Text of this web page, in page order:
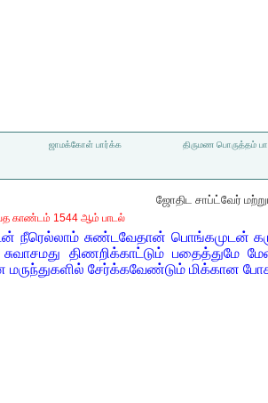
ஜாமக்கோள் பார்க்க திருமண பொருத்தம்
ஜோதிட சாப்ட்வேர்
காண்டம் 1544 ஆம் பாடல்
நீரெல்லாம் சுண்டவேதான் பொங்கமுடன்
சுவாசமது திணறிக்காட்டும் பதைத்துமே
மருந்துகளில் சேர்க்கவேண்டும் மிக்கான